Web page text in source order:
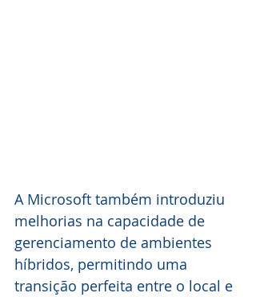
A Microsoft também introduziu
melhorias na capacidade de
gerenciamento de ambientes
híbridos, permitindo uma
transição perfeita entre o local e